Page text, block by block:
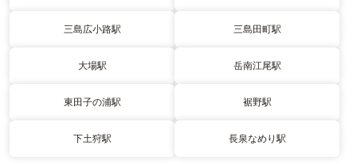
三島広小路駅 三島田町駅
大場駅 岳南江尾駅
東田子の浦駅 裾野駅
下土狩駅 長泉なめり駅